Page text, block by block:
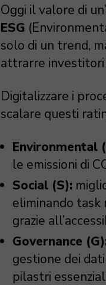
Oggi il valore di
ESG
solo di un trend,
attrarre investitori
Digitalizzare i
scalare questi
Environmental
le emissioni di
Social (S):
eliminando
grazie
Governance
gestione dei
pilastri